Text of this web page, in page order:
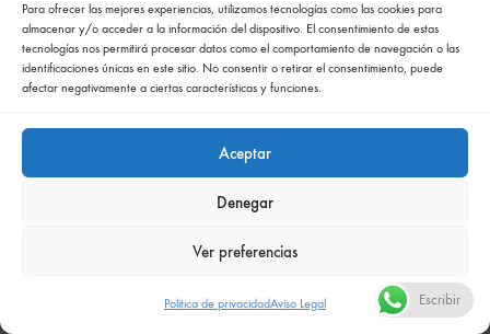
Para ofrecer las mejores experiencias, utilizamos tecnologías como las cookies para
almacenar y/o acceder a la información del dispositivo. El consentimiento de estas
tecnologías nos permitirá procesar datos como el comportamiento de navegación o las
identificaciones únicas en este sitio. No consentir o retirar el consentimiento, puede
afectar negativamente a ciertas características y funciones.
Aceptar
Denegar
Ver preferencias
Politica de privacidadAviso Legal
Política integrada de gestión
Comunicación de la política de responsabilidad social empresarial
Escribir